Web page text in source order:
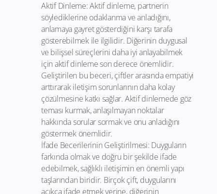
Aktif Dinleme: Aktif dinleme, partnerin
söylediklerine odaklanma ve anladığını,
anlamaya gayret gösterdiğini karşı tarafa
gösterebilmek ile ilgilidir. Diğerinin duygusal
ve bilişsel süreçlerini daha iyi anlayabilmek
için aktif dinleme son derece önemlidir.
Geliştirilen bu beceri, çiftler arasında empatiyi
arttırarak iletişim sorunlarının daha kolay
çözülmesine katkı sağlar. Aktif dinlemede göz
teması kurmak, anlaşılmayan noktalar
hakkında sorular sormak ve onu anladığını
göstermek önemlidir.
İfade Becerilerinin Geliştirilmesi: Duyguların
farkında olmak ve doğru bir şekilde ifade
edebilmek, sağlıklı iletişimin en önemli yapı
taşlarından biridir. Birçok çift, duygularını
açıkça ifade etmek yerine, diğerinin